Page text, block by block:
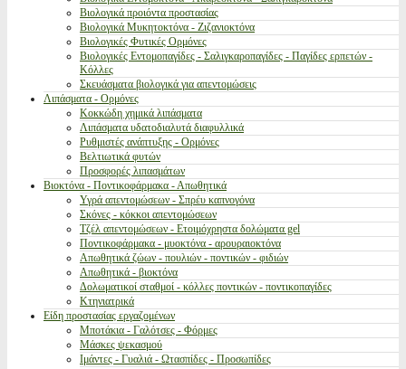
Βιολογικά προιόντα προστασίας
Βιολογικά Μυκητοκτόνα - Ζιζανιοκτόνα
Βιολογικές Φυτικές Ορμόνες
Βιολογικές Εντομοπαγίδες - Σαλιγκαροπαγίδες - Παγίδες ερπετών -
Κόλλες
Σκευάσματα βιολογικά για απεντομώσεις
Λιπάσματα - Ορμόνες
Κοκκώδη χημικά λιπάσματα
Λιπάσματα υδατοδιαλυτά διαφυλλικά
Ρυθμιστές ανάπτυξης - Ορμόνες
Βελτιωτικά φυτών
Προσφορές λιπασμάτων
Βιοκτόνα - Ποντικοφάρμακα - Απωθητικά
Υγρά απεντομώσεων - Σπρέυ καπνογόνα
Σκόνες - κόκκοι απεντομώσεων
Τζέλ απεντομώσεων - Ετοιμόχρηστα δολώματα gel
Ποντικοφάρμακα - μυοκτόνα - αρουραιοκτόνα
Απωθητικά ζώων - πουλιών - ποντικών - φιδιών
Απωθητικά - βιοκτόνα
Δολωματικοί σταθμοί - κόλλες ποντικών - ποντικοπαγίδες
Κτηνιατρικά
Είδη προστασίας εργαζομένων
Μποτάκια - Γαλότσες - Φόρμες
Μάσκες ψεκασμού
Ιμάντες - Γυαλιά - Ωτασπίδες - Προσωπίδες